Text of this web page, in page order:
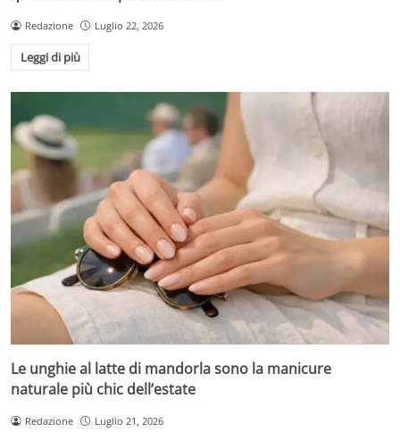
Redazione Luglio 22, 2026
Leggi di più
Le unghie al latte di mandorla sono la manicure
naturale più chic dell’estate
Redazione Luglio 21, 2026